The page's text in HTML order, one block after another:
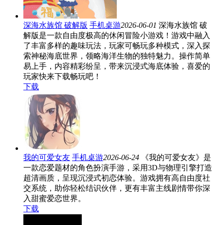
深海水族馆 破解版 手机桌游2026-06-01 深海水族馆 破
解版是一款自由度极高的休闲冒险小游戏！游戏中融入
了丰富多样的趣味玩法，玩家可畅玩多种模式，深入探
索神秘海底世界，领略海洋生物的独特魅力。操作简单
易上手，内容精彩纷呈，带来沉浸式海底体验，喜爱的
玩家快来下载畅玩吧！
下载
我的可爱女友 手机桌游2026-06-24
《我的可爱女友》是
一款恋爱题材的角色扮演手游，采用3D与物理引擎打造
超清画质，呈现沉浸式初恋体验。游戏拥有高自由度社
交系统，助你轻松结识伙伴，更有丰富主线剧情带你深
入甜蜜爱恋世界。
下载